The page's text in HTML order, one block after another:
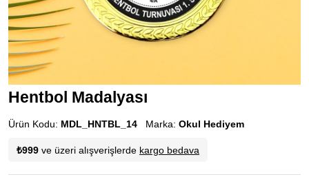
Hentbol Madalyası
Ürün Kodu: MDL_HNTBL_14 Marka: Okul Hediyem
₺999 ve üzeri alışverişlerde kargo bedava